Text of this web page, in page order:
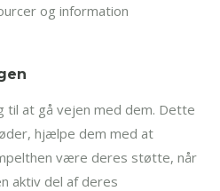
og information
til at gå vejen med dem. Dette
hjælpe dem med at
være deres støtte, når
aktiv del af deres